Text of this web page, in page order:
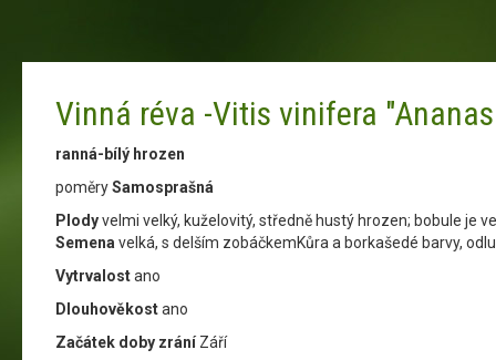
Vinná réva -Vitis vinifera
ranná-bílý hrozen
poměrySamosprašná
Plodyvelmi velký, kuželovitý, středně hustý hrozen; bobule je
Semena velká, s delším zobáčkemKůra a borkašedé barvy,
Vytrvalostano
Dlouhověkostano
Začátek doby zráníZáří